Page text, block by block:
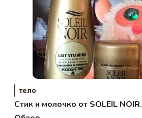
тело
Стик и молочко от SOLEIL NOIR.